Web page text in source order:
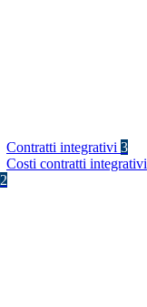
Contratti integrativi 3
Costi contratti integrativi
2